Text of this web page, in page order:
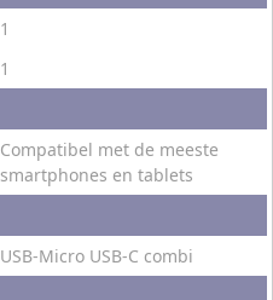
1
1
Compatibel met de meeste
smartphones en tablets
USB-Micro USB-C combi